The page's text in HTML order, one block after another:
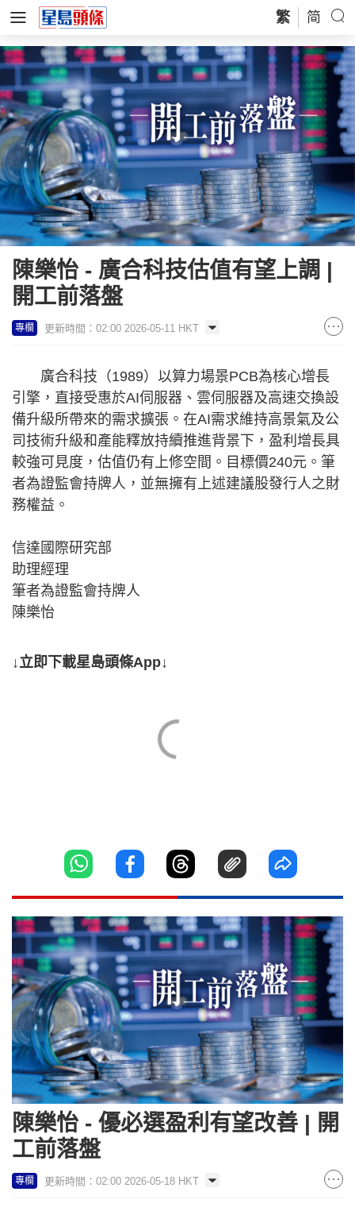
繁 简
陳樂怡 - 廣合科技估值有望上調 |
開工前落盤
專欄 更新時間：02:00 2026-05-11 HKT
廣合科技（1989）以算力場景PCB為核心增長
引擎，直接受惠於AI伺服器、雲伺服器及高速交換設
備升級所帶來的需求擴張。在AI需求維持高景氣及公
司技術升級和產能釋放持續推進背景下，盈利增長具
較強可見度，估值仍有上修空間。目標價240元。筆
者為證監會持牌人，並無擁有上述建議股發行人之財
務權益。
信達國際研究部
助理經理
筆者為證監會持牌人
陳樂怡
↓立即下載星島頭條App↓
陳樂怡 - 優必選盈利有望改善 | 開
工前落盤
專欄 更新時間：02:00 2026-05-18 HKT